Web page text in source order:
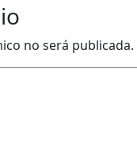
no será publicada.